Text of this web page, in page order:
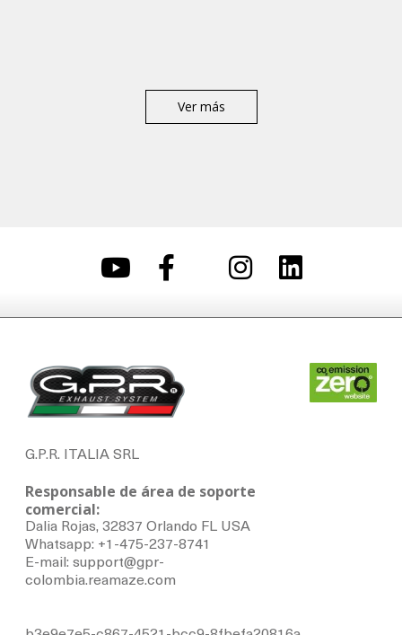
Ver más
G.P.R. ITALIA SRL
Responsable de área de soporte
comercial:
Dalia Rojas, 32837 Orlando FL USA
Whatsapp: +1-475-237-8741
E-mail: support@gpr-
colombia.reamaze.com